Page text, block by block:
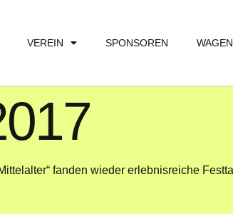
VEREIN SPONSOREN
fanden wieder erlebnisreiche